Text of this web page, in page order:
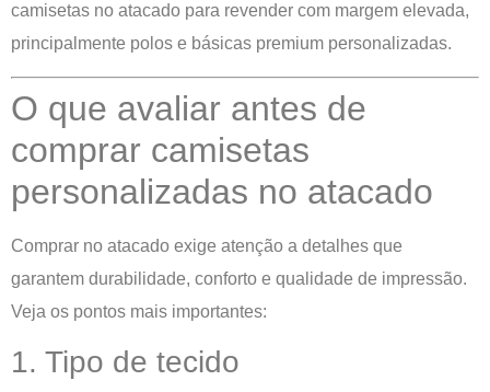
camisetas no atacado para revender com margem elevada,
principalmente polos e básicas premium personalizadas.
O que avaliar antes de
comprar camisetas
personalizadas no atacado
Comprar no atacado exige atenção a detalhes que
garantem durabilidade, conforto e qualidade de impressão.
Veja os pontos mais importantes:
1. Tipo de tecido